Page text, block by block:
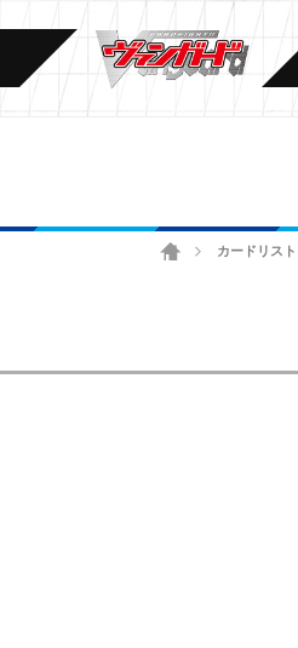
ホームカードリスト